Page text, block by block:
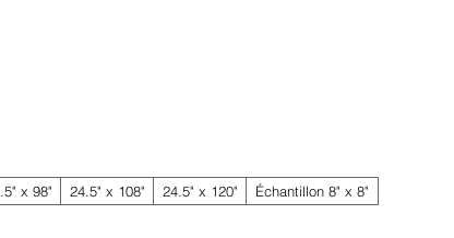
x 98" 24.5" x 108" 24.5" x 120" Échantillon 8" x 8"